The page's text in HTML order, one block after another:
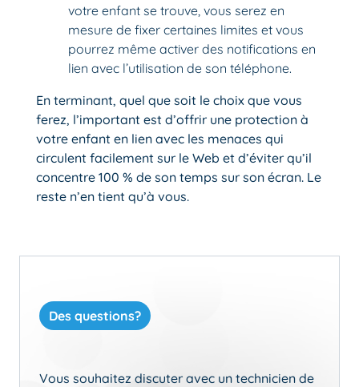
votre enfant se trouve, vous serez en
mesure de fixer certaines limites et vous
pourrez même activer des notifications en
lien avec l’utilisation de son téléphone.
En terminant, quel que soit le choix que vous
ferez, l’important est d’offrir une protection à
votre enfant en lien avec les menaces qui
circulent facilement sur le Web et d’éviter qu’il
concentre 100 % de son temps sur son écran. Le
reste n’en tient qu’à vous.
Des questions?
Vous souhaitez discuter avec un technicien de